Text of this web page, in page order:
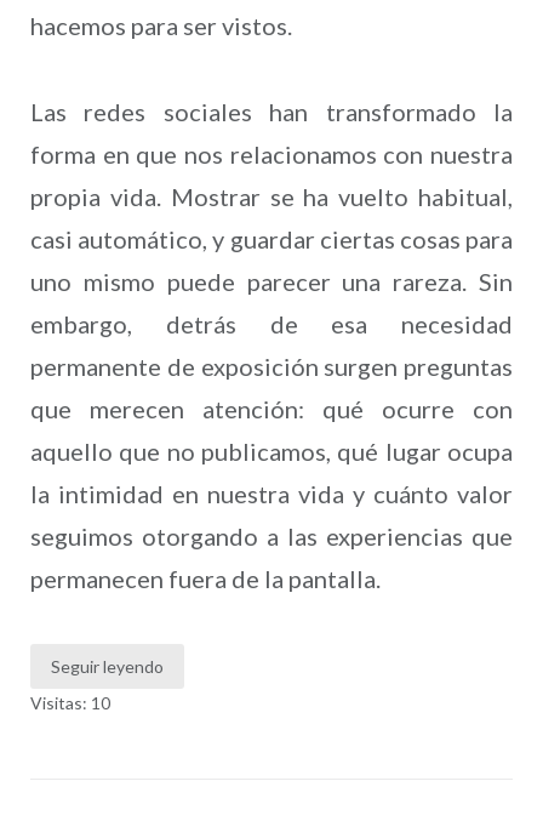
hacemos para ser vistos.
Las redes sociales han transformado la
forma en que nos relacionamos con nuestra
propia vida. Mostrar se ha vuelto habitual,
casi automático, y guardar ciertas cosas para
uno mismo puede parecer una rareza. Sin
embargo, detrás de esa necesidad
permanente de exposición surgen preguntas
que merecen atención: qué ocurre con
aquello que no publicamos, qué lugar ocupa
la intimidad en nuestra vida y cuánto valor
seguimos otorgando a las experiencias que
permanecen fuera de la pantalla.
Seguir leyendo
Visitas: 10